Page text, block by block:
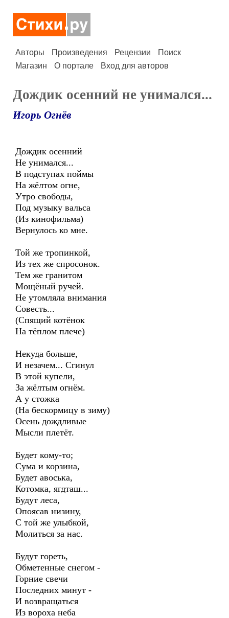
Авторы Произведения Рецензии
Поиск
Магазин
О портале Вход для авторов
Дождик осенний не унимался...
Игорь Огнёв
Дождик осенний
Не унимался...
В подступах поймы
На жёлтом огне,
Утро свободы,
Под музыку вальса
(Из кинофильма)
Вернулось ко мне.
Той же тропинкой,
Из тех же cпросонок.
Тем же гранитом
Мощёный ручей.
Не утомляла внимания
Совесть...
(Спящий котёнок
На тёплом плече)
Некуда больше,
И незачем... Сгинул
В этой купели,
За жёлтым огнём.
А у стожка
(На бескормицу в зиму)
Осень дождливые
Мысли плетёт.
Будет кому-то;
Сума и корзина,
Будет авоська,
Котомка, ягдташ...
Будут леса,
Опоясав низину,
С той же улыбкой,
Молиться за нас.
Будут гореть,
Обметенные снегом -
Горние свечи
Последних минут -
И возвращаться
Из вороха неба